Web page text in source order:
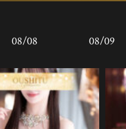
08/08 08/09